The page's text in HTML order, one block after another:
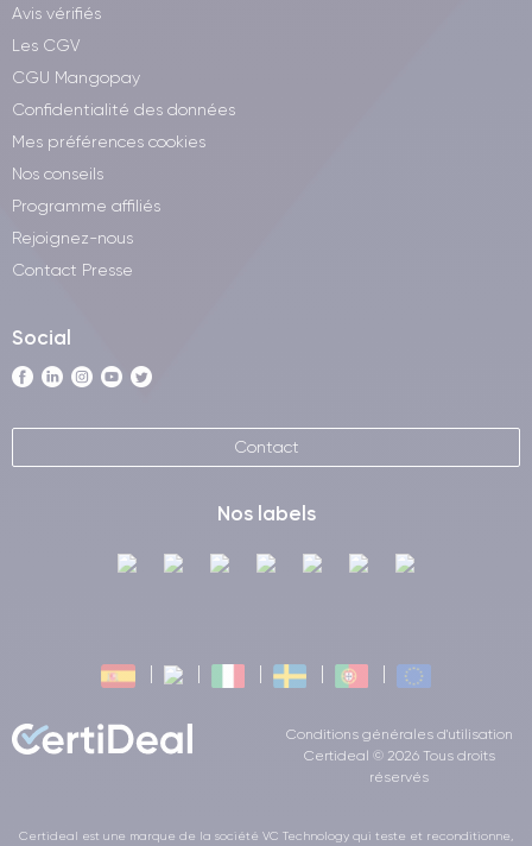
Avis vérifiés
Les CGV
CGU Mangopay
Confidentialité des données
Mes préférences cookies
Nos conseils
Programme affiliés
Rejoignez-nous
Contact Presse
Social
Contact
Nos labels
Conditions générales d'utilisation
Certideal © 2026 Tous droits
réservés
Certideal est une marque de la société VC Technology qui teste et reconditionne,